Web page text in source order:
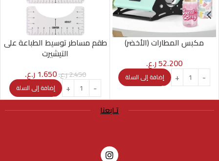
مكبس المطارات (الأخضر)
52.200ر.ع.
إضافة إلى السلة
طقم مساطر توسيط الطباعة على
التيشيرت
2.450ر.ع.1.650 ر.ع.
إضافة إلى السلة
تـابعنا